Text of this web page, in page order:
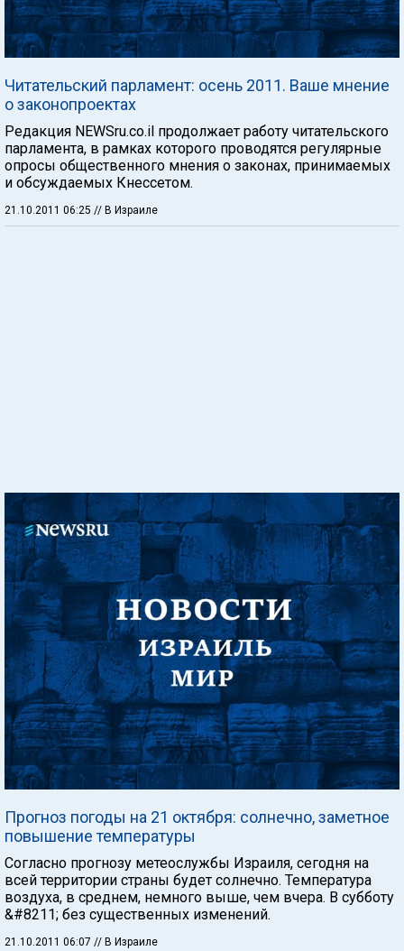
Читательский парламент: осень 2011. Ваше мнение
о законопроектах
Редакция NEWSru.co.il продолжает работу читательского
парламента, в рамках которого проводятся регулярные
опросы общественного мнения о законах, принимаемых
и обсуждаемых Кнессетом.
21.10.2011 06:25 // В Израиле
Прогноз погоды на 21 октября: солнечно, заметное
повышение температуры
Согласно прогнозу метеослужбы Израиля, сегодня на
всей территории страны будет солнечно. Температура
воздуха, в среднем, немного выше, чем вчера. В субботу
&#8211; без существенных изменений.
21.10.2011 06:07 // В Израиле